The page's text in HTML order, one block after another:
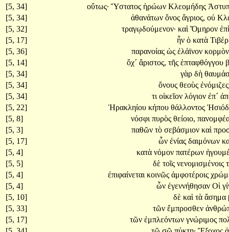
[5, 34]
οὕτως· Ὕστατος ἡρώων Κλεομήδης
[5, 34]
ἀθανάτων ὄνος ἄγριος, οὐ
[5, 32]
τραγῳδούμενον· καὶ Ὅμηρον
[5, 17]
ἦν ὁ κατὰ
[5, 36]
παρανοίας ὡς ἐλάϊνον
[5, 14]
ὄχ´ ἄριστος, τῆς ἑπταφθόγγου
[5, 34]
γὰρ δὴ
[5, 34]
ὄνους θεοὺς
[5, 34]
τι οἰκεῖον λόγιον ἐπ´
[5, 22]
Ἡρακληίου κήπου θάλλοντος
[5, 8]
νόσφι πυρὸς θείοιο,
[5, 3]
παθῶν τὸ σεβάσμιον καὶ
[5, 17]
ὧν ἐνίας δαιμόνων
[5, 4]
κατὰ νόμον πατέρων
[5, 5]
δὲ τοῖς νενομισμένοις
[5, 4]
ἐπιφαίνεται κοινῶς ἀμφοτέροις
[5, 4]
ὧν ἐγεννήθησαν Οἱ
[5, 10]
δὲ καὶ τὰ ἄσημα
[5, 33]
τῶν ἔμπροσθεν
[5, 17]
τῶν ἐμπλεόντων γνώριμος